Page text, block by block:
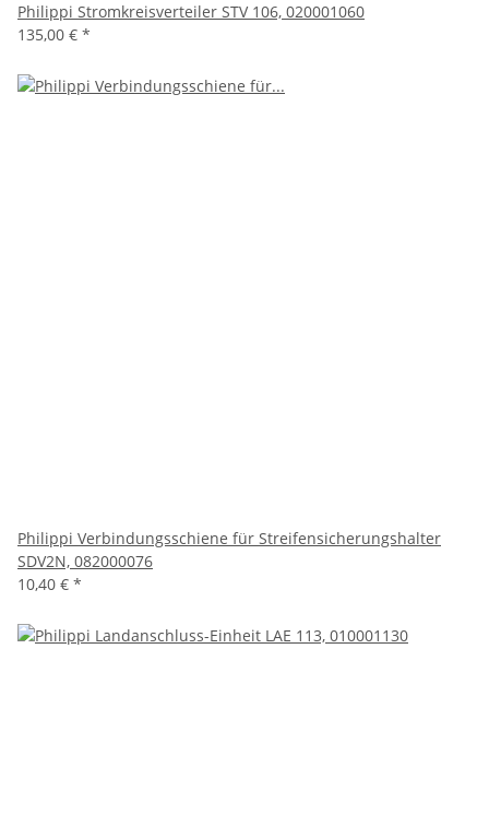
Philippi Stromkreisverteiler STV 106, 020001060
135,00 € *
Philippi Verbindungsschiene für Streifensicherungshalter
SDV2N, 082000076
10,40 € *